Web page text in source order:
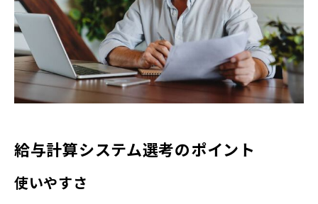
給与計算システム選考のポイント
使いやすさ